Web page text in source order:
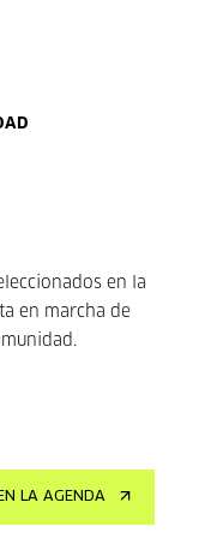
en la
en marcha de
LA AGENDA